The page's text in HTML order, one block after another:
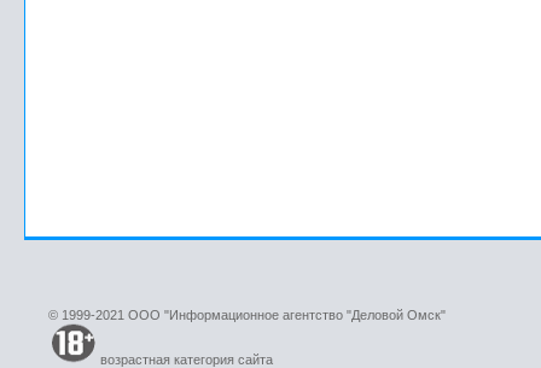
© 1999-2021 ООО "Информационное агентство "Деловой Омск"
возрастная категория сайта